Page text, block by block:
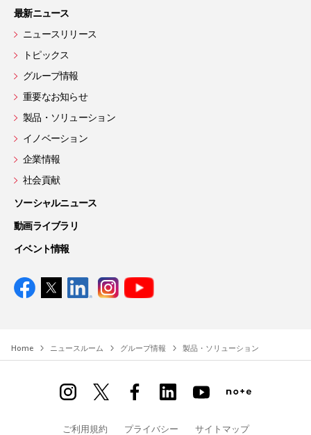
最新ニュース
ニュースリリース
トピックス
グループ情報
重要なお知らせ
製品・ソリューション
イノベーション
企業情報
社会貢献
ソーシャルニュース
動画ライブラリ
イベント情報
Home ニュースルーム グループ情報 製品・ソリューション
ご利用規約 プライバシー サイトマップ